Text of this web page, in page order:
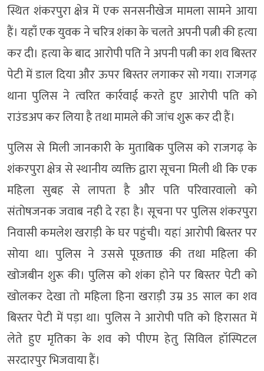
स्थित शंकरपुरा क्षेत्र में एक सनसनीखेज मामला सामने आया
हैं। यहाँ एक युवक ने चरित्र शंका के चलते अपनी पत्नी की हत्या
कर दी। हत्या के बाद आरोपी पति ने अपनी पत्नी का शव बिस्तर
पेटी में डाल दिया और ऊपर बिस्तर लगाकर सो गया। राजगढ़
थाना पुलिस ने त्वरित कार्रवाई करते हुए आरोपी पति को
राउंडअप कर लिया है तथा मामले की जांच शुरू कर दी हैं।
पुलिस से मिली जानकारी के मुताबिक पुलिस को राजगढ़ के
शंकरपुरा क्षेत्र से स्थानीय व्यक्ति द्वारा सूचना मिली थी कि एक
महिला सुबह से लापता है और पति परिवारवालो को
संतोषजनक जवाब नही दे रहा है। सूचना पर पुलिस शंकरपुरा
निवासी कमलेश खराड़ी के घर पहुंची। यहां आरोपी बिस्तर पर
सोया था। पुलिस ने उससे पूछताछ की तथा महिला की
खोजबीन शुरू की। पुलिस को शंका होने पर बिस्तर पेटी को
खोलकर देखा तो महिला हिना खराड़ी उम्र 35 साल का शव
बिस्तर पेटी में पड़ा था। पुलिस ने आरोपी पति को हिरासत में
लेते हुए मृतिका के शव को पीएम हेतु सिविल हॉस्पिटल
सरदारपुर भिजवाया हैं।